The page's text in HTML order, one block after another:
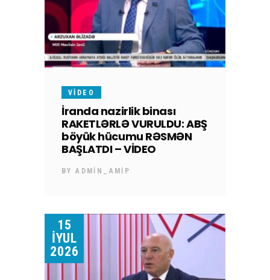
VIDEO
İranda nazirlik binası
RAKETLƏRLƏ VURULDU: ABŞ
böyük hücumu RƏSMƏN
BAŞLATDI – VİDEO
BYADMIN_AMIP
15
İYUL
2026